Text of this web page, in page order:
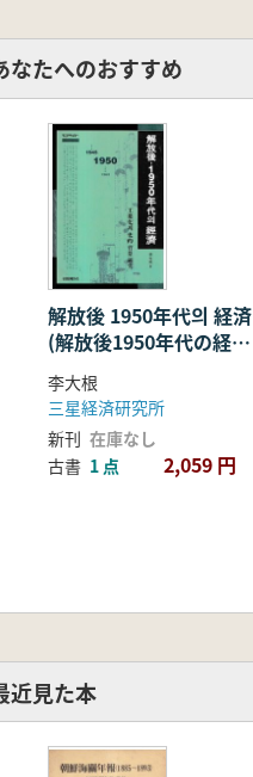
なたへのおすすめ
解放後 1950年代의 経済
(解放後1950年代の経
済) 工業化の史的背景
研究
李大根
三星経済研究所
新刊 在庫なし
古書 1 点 2,059 円
近見た本